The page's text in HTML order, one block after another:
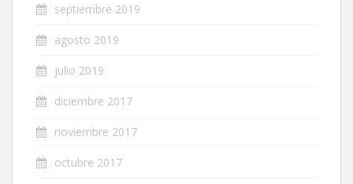
septiembre 2019
agosto 2019
julio 2019
diciembre 2017
noviembre 2017
octubre 2017